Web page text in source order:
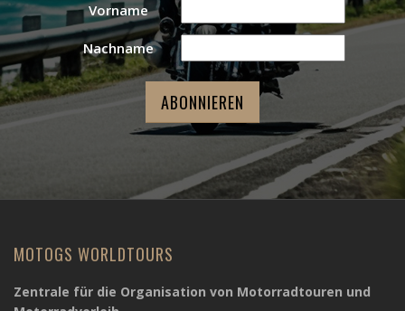
Vorname
Nachname
MOTOGS WORLDTOURS
Zentrale für die Organisation von Motorradtouren und